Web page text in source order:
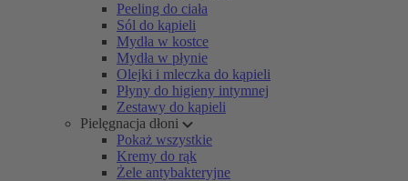
Peeling do ciała
Sól do kąpieli
Mydła w kostce
Mydła w płynie
Olejki i mleczka do kąpieli
Płyny do higieny intymnej
Zestawy do kąpieli
Pielęgnacja dłoni
Pokaż wszystkie
Kremy do rąk
Żele antybakteryjne